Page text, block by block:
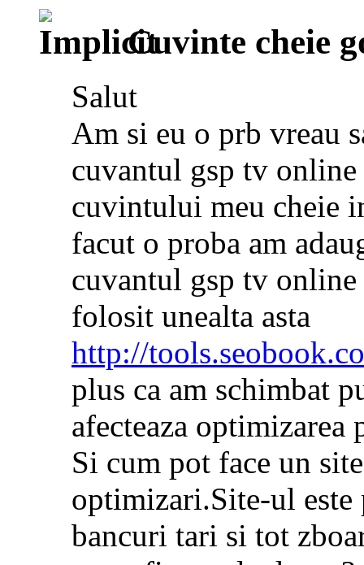
Cuvinte cheie
Salut
Am si eu o prb vreau
cuvantul gsp tv online
cuvintului meu cheie
facut o proba am
cuvantul gsp tv online
folosit unealta asta
http://
plus ca am schimbat
afecteaza optimizarea
Si cum pot face un
optimizari.Site-ul
bancuri tari si tot